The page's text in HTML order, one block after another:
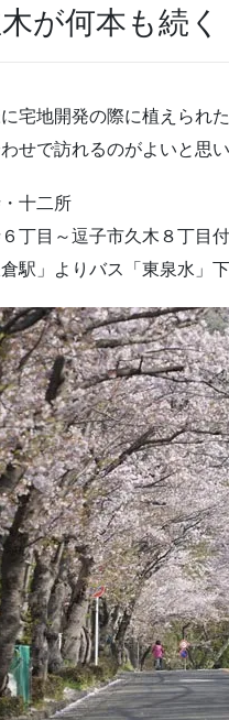
が何本も続く
宅地開発の際に植えられ
せで訪れるのがよいと思い
十二所
丁目～逗子市久木８丁目
倉駅」よりバス「東泉水」